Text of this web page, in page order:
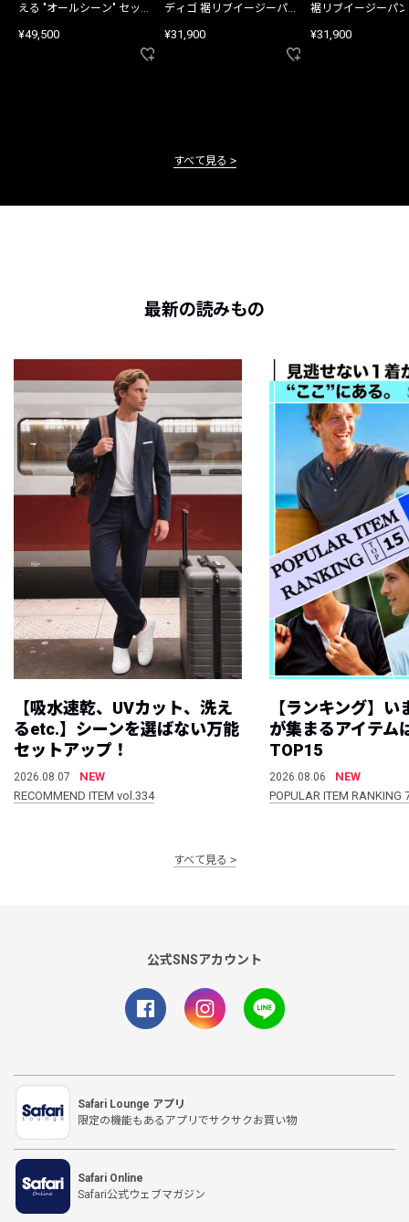
える "オールシーン" セット
¥49,500
ディゴ 裾リブイージーパン
¥31,900
裾リブイージーパ
¥31,900
すべて見る
最新の読みもの
【吸水速乾、UVカット、洗え
るetc.】シーンを選ばない万能
セットアップ！
2026.08.07
NEW
RECOMMEND ITEM vol.334
【ランキング】
が集まるアイテム
TOP15
2026.08.06
NEW
POPULAR ITEM
すべて見る
公式SNSアカウント
Safari Lounge アプリ
限定の機能もあるアプリでサクサクお買い物
Safari Online
Safari公式ウェブマガジン